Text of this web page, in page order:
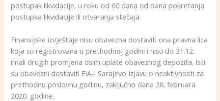
postupak likvidacije, u roku od 60 dana od dana pokretanja
postupka likvidacije ili otvaranja stečaja.
Finansijske izvještaje nisu obavezna dostaviti ona pravna lica
koja su registrovana u prethodnoj godini i nisu do 31.12.
imali drugih promjena osim uplate obaveznog depozita. Isti
su obavezni dostaviti FlA-i Sarajevo Izjavu o neaktivnosti za
prethodnu poslovnu godinu, zaključno dana 28. februara
2020. godine.